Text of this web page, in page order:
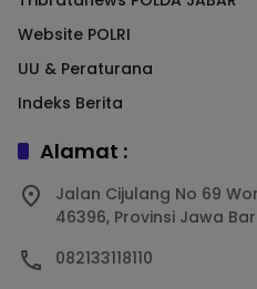
Website POLRI
UU & Peraturana
Indeks Berita
Alamat :
Jalan Cijulang No 69
46396, Provinsi Jawa
082133118110